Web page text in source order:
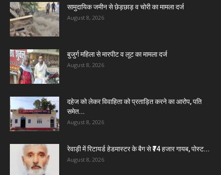
सामुदायिक जमीन से छेड़छाड़ व चोरी का मामला दर्ज
August 8, 2026
बुजुर्ग महिला से मारपीट व लूट का मामला दर्ज
August 8, 2026
दहेज को लेकर विवाहिता को प्रताड़ित करने का आरोप, पति
समेत...
August 8, 2026
रेवाड़ी में रिटायर्ड हेडमास्टर के बैग से ₹74 हजार गायब, पोस्ट...
August 8, 2026